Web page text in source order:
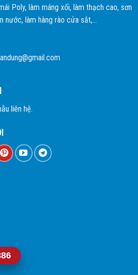
Poly, làm máng xối, làm thạch cao, sơn
nước, làm hàng rào cửa sắt,...
liên hệ.